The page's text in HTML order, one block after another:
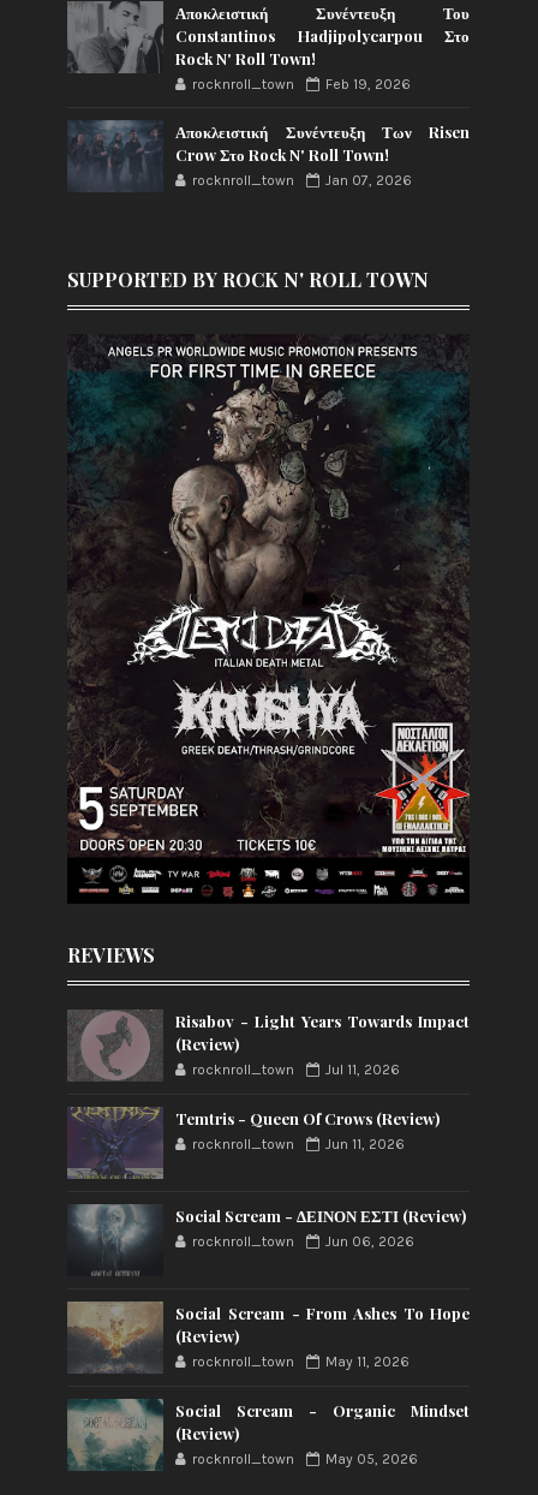
Αποκλειστική Συνέντευξη Του
Constantinos Hadjipolycarpou Στο
Rock N' Roll Town!
rocknroll_town Feb 19, 2026
Αποκλειστική Συνέντευξη Των Risen
Crow Στο Rock N' Roll Town!
rocknroll_town Jan 07, 2026
SUPPORTED BY ROCK N' ROLL TOWN
REVIEWS
Risabov - Light Years Towards Impact
(Review)
rocknroll_town Jul 11, 2026
Temtris - Queen Of Crows (Review)
rocknroll_town Jun 11, 2026
Social Scream - ΔΕΙΝΟΝ ΕΣΤΙ (Review)
rocknroll_town Jun 06, 2026
Social Scream - From Ashes To Hope
(Review)
rocknroll_town May 11, 2026
Social Scream - Organic Mindset
(Review)
rocknroll_town May 05, 2026